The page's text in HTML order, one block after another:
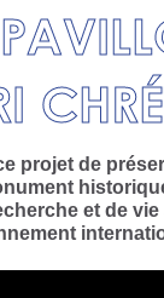
projet de
et de